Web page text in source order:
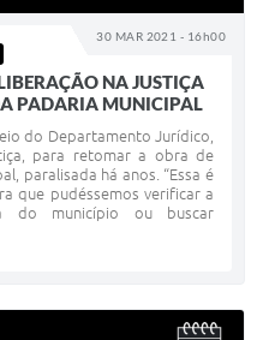
30 MAR 2021 - 16h00
NA JUSTIÇA
PADARIA MUNICIPAL
do Departamento Jurídico,
para retomar a obra de
paralisada há anos. “Essa é
que pudéssemos verificar a
do município ou buscar